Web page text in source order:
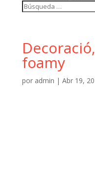
foamy
por admin | Abr 19,